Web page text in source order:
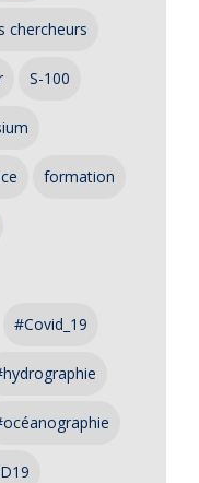
chercheurs
S-100
formation
#Covid_19